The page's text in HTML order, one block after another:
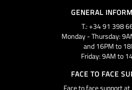
GENERAL
T.: +34 91 398
Monday - Thursday:
and 16PM to
Friday: 9AM to
FACE TO FACE
Face to face support at